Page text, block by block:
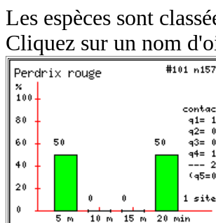
Les espèces sont
Cliquez sur un nom